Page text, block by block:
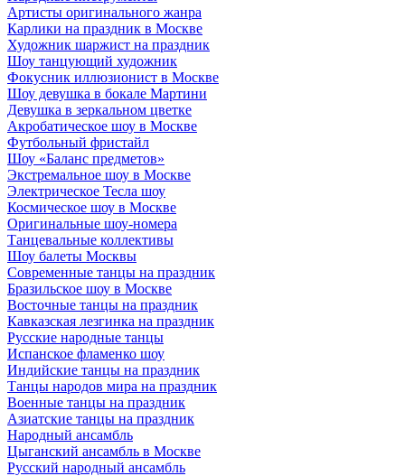
Артисты оригинального жанра
Карлики на праздник в Москве
Художник шаржист на праздник
Шоу танцующий художник
Фокусник иллюзионист в Москве
Шоу девушка в бокале Мартини
Девушка в зеркальном цветке
Акробатическое шоу в Москве
Футбольный фристайл
Шоу «Баланс предметов»
Экстремальное шоу в Москве
Электрическое Тесла шоу
Космическое шоу в Москве
Оригинальные шоу-номера
Танцевальные коллективы
Шоу балеты Москвы
Современные танцы на праздник
Бразильское шоу в Москве
Восточные танцы на праздник
Кавказская лезгинка на праздник
Русские народные танцы
Испанское фламенко шоу
Индийские танцы на праздник
Танцы народов мира на праздник
Военные танцы на праздник
Азиатские танцы на праздник
Народный ансамбль
Цыганский ансамбль в Москве
Русский народный ансамбль